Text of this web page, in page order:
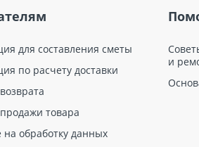
для составления сметы
по расчету доставки
товара
на обработку данных
и